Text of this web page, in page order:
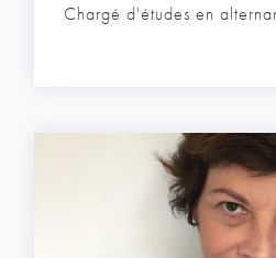
Chargé d'études en